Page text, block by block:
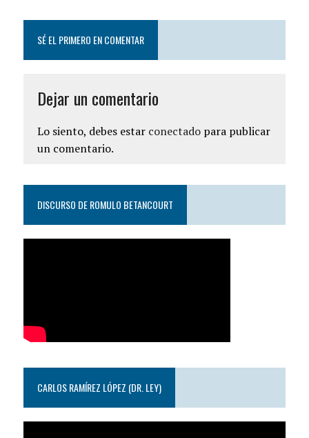
SÉ EL PRIMERO EN COMENTAR
Dejar un comentario
Lo siento, debes estar conectadopara publicar
un comentario.
DISCURSO DE ROMULO BETANCOURT
CARLOS RAMÍREZ LÓPEZ (DR. LEY)